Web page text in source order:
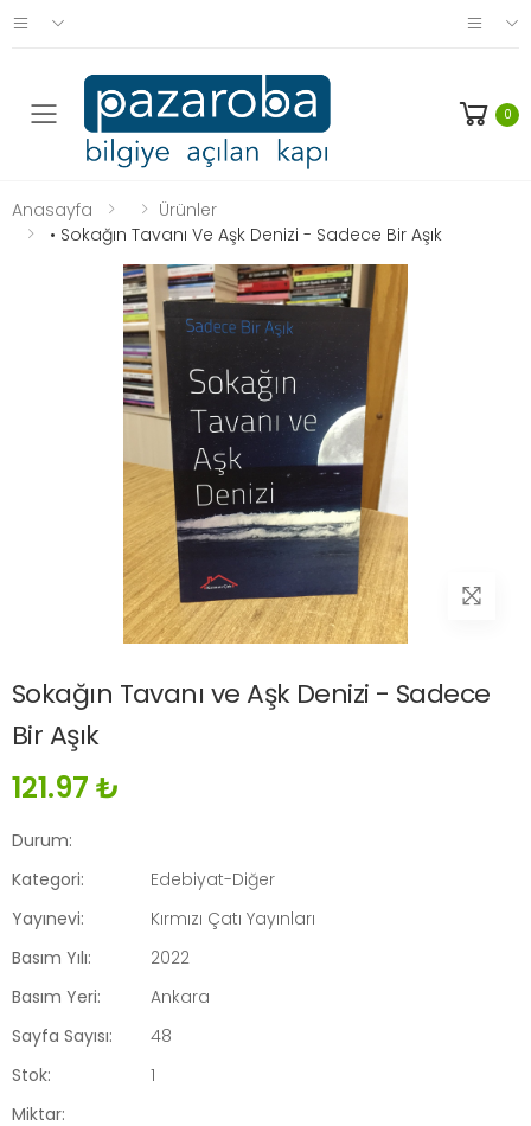
0
Anasayfa
Ürünler
• Sokağın Tavanı Ve Aşk Denizi - Sadece Bir Aşık
Sokağın Tavanı ve Aşk Denizi - Sadece
Bir Aşık
121.97 ₺
Durum:
Kategori:
Edebiyat-Diğer
Yayınevi:
Kırmızı Çatı Yayınları
Basım Yılı:
2022
Basım Yeri:
Ankara
Sayfa Sayısı:
48
Stok:
1
Miktar: